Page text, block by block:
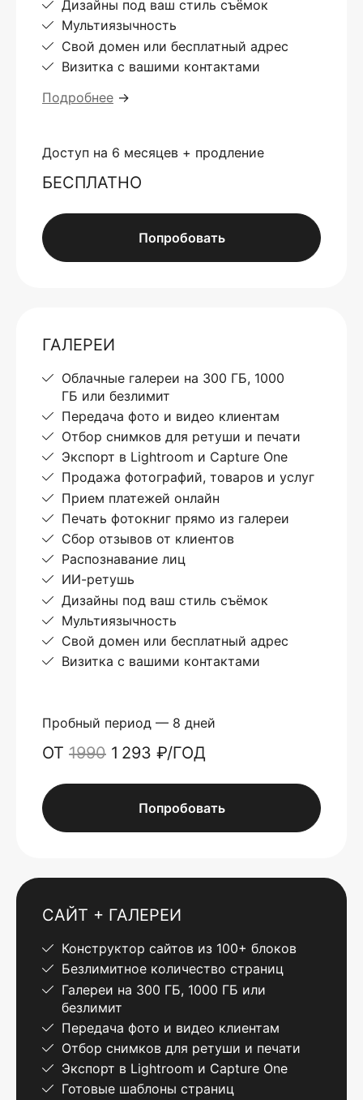
Дизайны под ваш стиль съёмок
Мультиязычность
Свой домен или бесплатный адрес
Визитка с вашими контактами
Подробнее →
Доступ на 6 месяцев + продление
БЕСПЛАТНО
Попробовать
ГАЛЕРЕИ
Облачные галереи на 300 ГБ, 1000
ГБ или безлимит
Передача фото и видео клиентам
Отбор снимков для ретуши и печати
Экспорт в Lightroom и Capture One
Продажа фотографий, товаров и услуг
Прием платежей онлайн
Печать фотокниг прямо из галереи
Сбор отзывов от клиентов
Распознавание лиц
ИИ-ретушь
Дизайны под ваш стиль съёмок
Мультиязычность
Свой домен или бесплатный адрес
Визитка с вашими контактами
Пробный период — 8 дней
ОТ 1990 1 293 ₽/ГОД
Попробовать
САЙТ + ГАЛЕРЕИ
Конструктор сайтов из 100+ блоков
Безлимитное количество страниц
Галереи на 300 ГБ, 1000 ГБ или
безлимит
Передача фото и видео клиентам
Отбор снимков для ретуши и печати
Экспорт в Lightroom и Capture One
Готовые шаблоны страниц